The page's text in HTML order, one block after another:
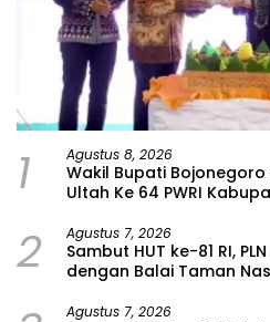
1 Agustus 8, 2026
Wakil Bupati
Ultah Ke 64 PWRI
2 Agustus 7, 2026
Sambut HUT ke-81 RI,
dengan Balai Taman
Watudodol/Kalipuro
Agustus 7, 2026